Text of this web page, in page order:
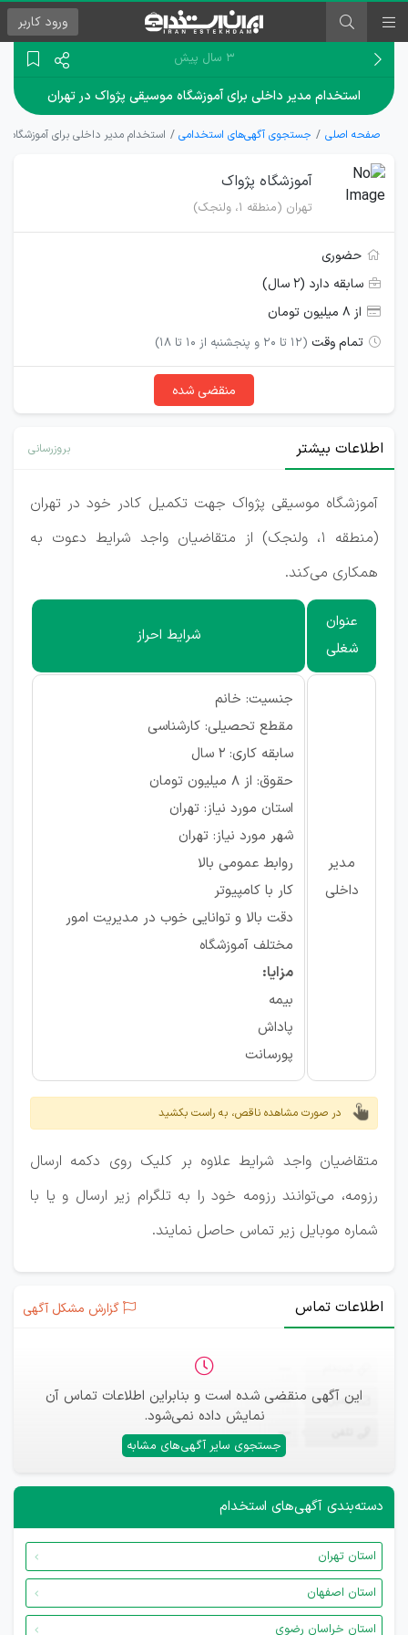
ورود کاربر
۳ سال پیش
استخدام مدیر داخلی برای آموزشگاه موسیقی پژواک در تهران
صفحه اصلی جستجوی آگهی‌های استخدامی استخدام مدیر داخلی برای آموزشگاه
آموزشگاه پژواک
تهران (منطقه ۱، ولنجک)
حضوری
سابقه دارد (۲ سال)
از ۸ میلیون تومان
تمام وقت (۱۲ تا ۲۰ و پنجشنبه از ۱۰ تا ۱۸)
منقضی شده
اطلاعات بیشتر بروزرسانی
آموزشگاه موسیقی پژواک جهت تکمیل کادر خود در تهران
(منطقه ۱، ولنجک) از متقاضیان واجد شرایط دعوت به
همکاری می‌کند.
عنوان
شغلی
شرایط احراز
مدیر
داخلی
جنسیت: خانم
مقطع تحصیلی: کارشناسی
سابقه کاری: 2 سال
حقوق: از 8 میلیون تومان
استان مورد نیاز: تهران
شهر مورد نیاز: تهران
روابط عمومی بالا
کار با کامپیوتر
دقت بالا و توانایی خوب در مدیریت امور
مختلف آموزشگاه
مزایا:
بیمه
پاداش
پورسانت
در صورت مشاهده ناقص، به راست بکشید
متقاضیان واجد شرایط علاوه بر کلیک روی دکمه ارسال
رزومه، می‌توانند رزومه خود را به تلگرام زیر ارسال و یا با
شماره موبایل زیر تماس حاصل نمایند.
اطلاعات تماس گزارش مشکل آگهی
این آگهی منقضی شده است و بنابراین اطلاعات تماس آن
نمایش داده نمی‌شود.
جستجوی سایر آگهی‌های مشابه
ایمیل —
—
دسته‌بندی آگهی‌های استخدام
استان تهران
استان اصفهان
استان خراسان رضوی